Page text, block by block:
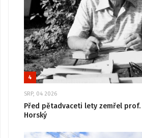
4
SRP, 04 2026
Před pětadvaceti lety zemřel prof.
Horský